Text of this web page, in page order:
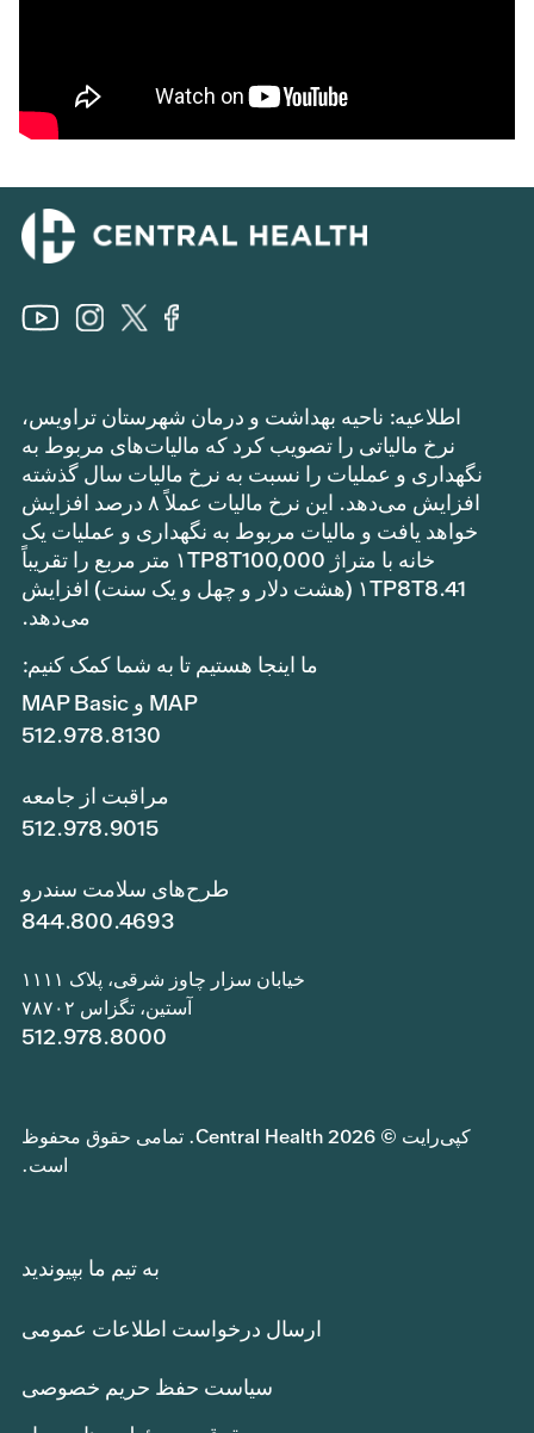
اطلاعیه: ناحیه بهداشت و درمان شهرستان تراویس،
نرخ مالیاتی را تصویب کرد که مالیات‌های مربوط به
نگهداری و عملیات را نسبت به نرخ مالیات سال گذشته
افزایش می‌دهد. این نرخ مالیات عملاً ۸ درصد افزایش
خواهد یافت و مالیات مربوط به نگهداری و عملیات یک
خانه با متراژ ۱TP8T100,000 متر مربع را تقریباً
۱TP8T8.41 (هشت دلار و چهل و یک سنت) افزایش
می‌دهد.
ما اینجا هستیم تا به شما کمک کنیم:
MAP و MAP Basic
512.978.8130
مراقبت از جامعه
512.978.9015
طرح‌های سلامت سندرو
844.800.4693
خیابان سزار چاوز شرقی، پلاک ۱۱۱۱
آستین، تگزاس ۷۸۷۰۲
512.978.8000
کپی‌رایت © 2026 Central Health. تمامی حقوق محفوظ
است.
به تیم ما بپیوندید
ارسال درخواست اطلاعات عمومی
سیاست حفظ حریم خصوصی